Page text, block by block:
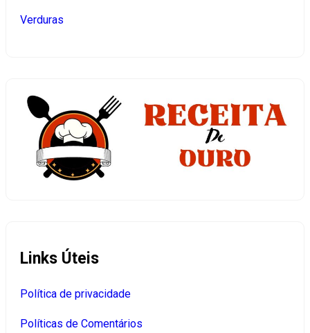
Verduras
Links Úteis
Política de privacidade
Políticas de Comentários